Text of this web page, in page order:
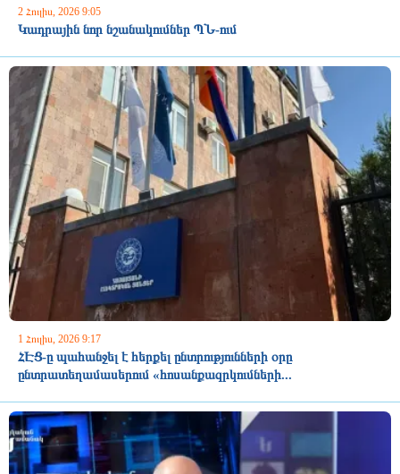
2 Հուլիս, 2026 9:05
Կադրային նոր նշանակումներ ՊՆ-ում
1 Հուլիս, 2026 9:17
ՀԷՑ-ը պահանջել է հերքել ընտրությունների օրը
ընտրատեղամասերում «հոսանքազրկումների...